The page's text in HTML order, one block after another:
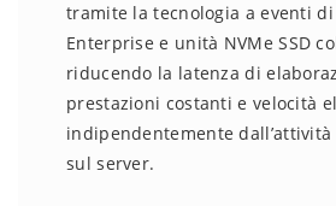
tramite la tecnologia a eventi di
Enterprise e unità NVMe SSD
riducendo la latenza di
prestazioni costanti e velocità
indipendentemente
sul server.